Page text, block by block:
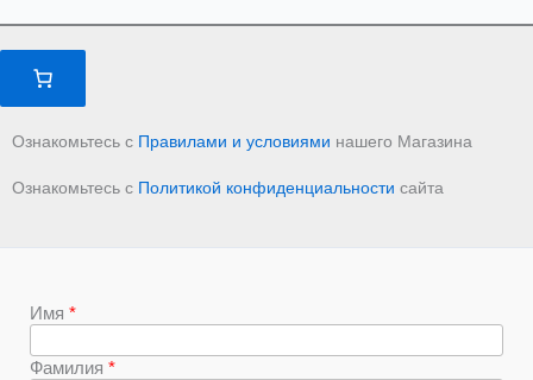
Ознакомьтесь с Правилами и условиями нашего Магазина
Ознакомьтесь с Политикой конфиденциальности сайта
Имя
Фамилия